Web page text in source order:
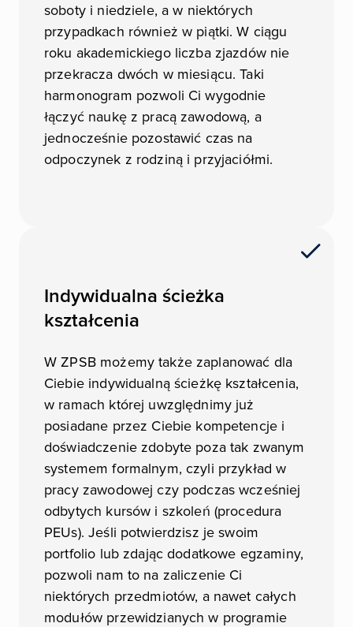
soboty i niedziele, a w niektórych
przypadkach również w piątki. W ciągu
roku akademickiego liczba zjazdów nie
przekracza dwóch w miesiącu. Taki
harmonogram pozwoli Ci wygodnie
łączyć naukę z pracą zawodową, a
jednocześnie pozostawić czas na
odpoczynek z rodziną i przyjaciółmi.
Indywidualna ścieżka
kształcenia
W ZPSB możemy także zaplanować dla
Ciebie indywidualną ścieżkę kształcenia,
w ramach której uwzględnimy już
posiadane przez Ciebie kompetencje i
doświadczenie zdobyte poza tak zwanym
systemem formalnym, czyli przykład w
pracy zawodowej czy podczas wcześniej
odbytych kursów i szkoleń (procedura
PEUs). Jeśli potwierdzisz je swoim
portfolio lub zdając dodatkowe egzaminy,
pozwoli nam to na zaliczenie Ci
niektórych przedmiotów, a nawet całych
modułów przewidzianych w programie